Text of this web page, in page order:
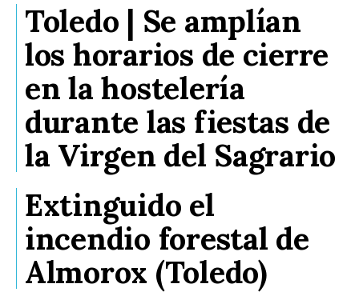
Toledo | Se amplían
los horarios de cierre
en la hostelería
durante las fiestas de
la Virgen del Sagrario
Extinguido el
incendio forestal de
Almorox (Toledo)